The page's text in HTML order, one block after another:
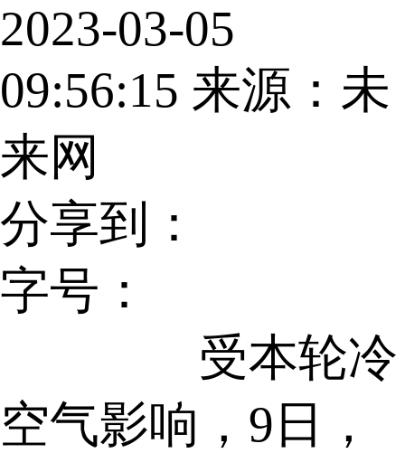
2023-03-05
09:56:15 来源：未
来网
分享到：
字号：
受本轮冷
空气影响，9日，